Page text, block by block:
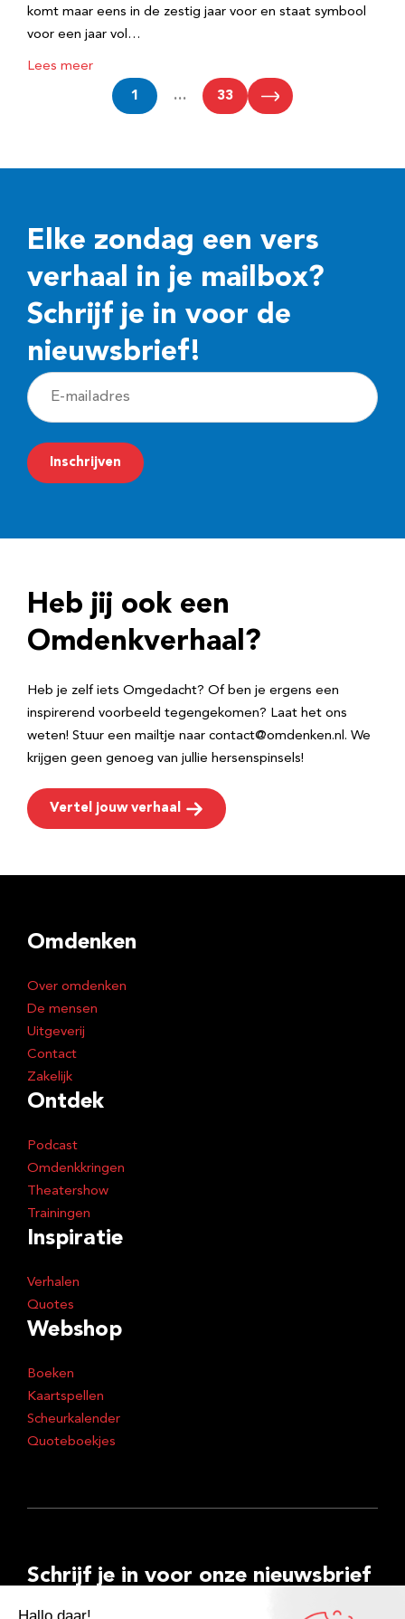
komt maar eens in de zestig jaar voor en staat symbool
voor een jaar vol…
Lees meer
1 … 33
Elke zondag een vers
verhaal in je mailbox?
Schrijf je in voor de
nieuwsbrief!
E
-
m
a
r
e
Inschrijven
Heb jij ook een
Omdenkverhaal?
Heb je zelf iets Omgedacht? Of ben je ergens een
inspirerend voorbeeld tegengekomen? Laat het ons
weten! Stuur een mailtje naar contact@omdenken.nl. We
krijgen geen genoeg van jullie hersenspinsels!
Vertel jouw verhaal
Omdenken
Over omdenken
De mensen
Uitgeverij
Contact
Zakelijk
Ontdek
Podcast
Omdenkkringen
Theatershow
Trainingen
Inspiratie
Verhalen
Quotes
Webshop
Boeken
Kaartspellen
Scheurkalender
Quoteboekjes
Schrijf je in voor onze nieuwsbrief